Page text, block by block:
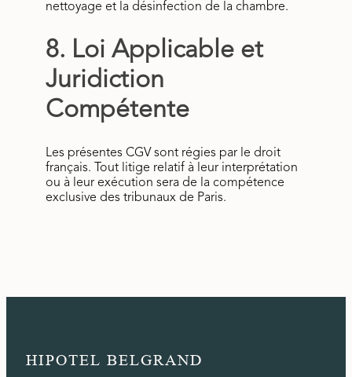
nettoyage et la désinfection de la chambre.
8. Loi Applicable et
Juridiction
Compétente
Les présentes CGV sont régies par le droit
français. Tout litige relatif à leur interprétation
ou à leur exécution sera de la compétence
exclusive des tribunaux de Paris.
HIPOTEL BELGRAND